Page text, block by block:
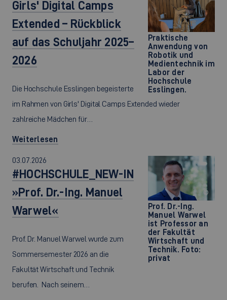
Praktische
Anwendung von
Robotik und
Medientechnik im
Labor der
Hochschule
Esslingen.
Girls' Digital Camps
Extended – Rückblick
auf das Schuljahr 2025–
2026
Die Hochschule Esslingen begeisterte
im Rahmen von Girls' Digital Camps Extended wieder
zahlreiche Mädchen für…
Weiterlesen
Prof. Dr.-Ing.
Manuel Warwel
ist Professor an
der Fakultät
Wirtschaft und
Technik. Foto:
privat
©
03.07.2026
#HOCHSCHULE_NEW-IN
»Prof. Dr.-Ing. Manuel
Warwel«
Prof. Dr. Manuel Warwel wurde zum
Sommersemester 2026 an die
Fakultät Wirtschaft und Technik
berufen. Nach seinem…